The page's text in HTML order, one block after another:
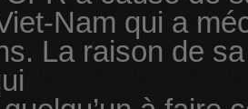
Nam qui a
La raison de